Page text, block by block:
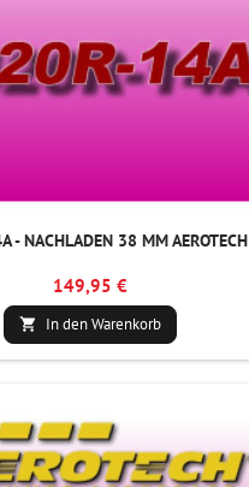
- NACHLADEN 38 MM AEROTECH
149,95 €
 In den Warenkorb